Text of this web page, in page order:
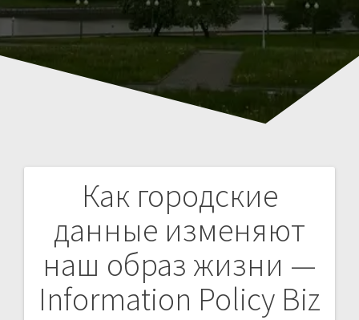
Как городские
данные изменяют
наш образ жизни —
Information Policy Biz
Навигация
по
записям